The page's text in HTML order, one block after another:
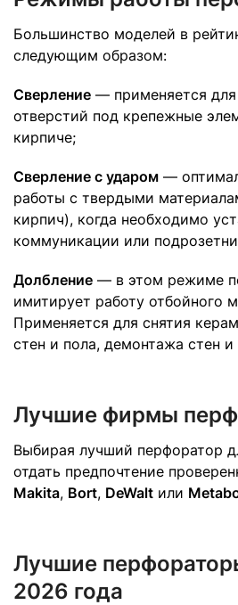
Большинство моделей в
следующим образом:
Сверление — применяется для
отверстий под крепежные
кирпиче;
Сверление с ударом —
работы с твердыми
кирпич), когда необходимо
коммуникации или
Долбление — в этом режиме
имитирует работу отбойного
Применяется для снятия
стен и пола, демонтажа стен и
Лучшие фирмы
Выбирая лучший перфоратор
отдать предпочтение
Makita, Bort, DeWalt или
Лучшие
2026 года